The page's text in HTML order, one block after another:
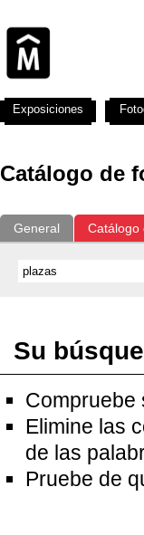
Catálogo de
General Catálogo
Su
Compruebe
Elimine las
de las
Pruebe de
Exposiciones